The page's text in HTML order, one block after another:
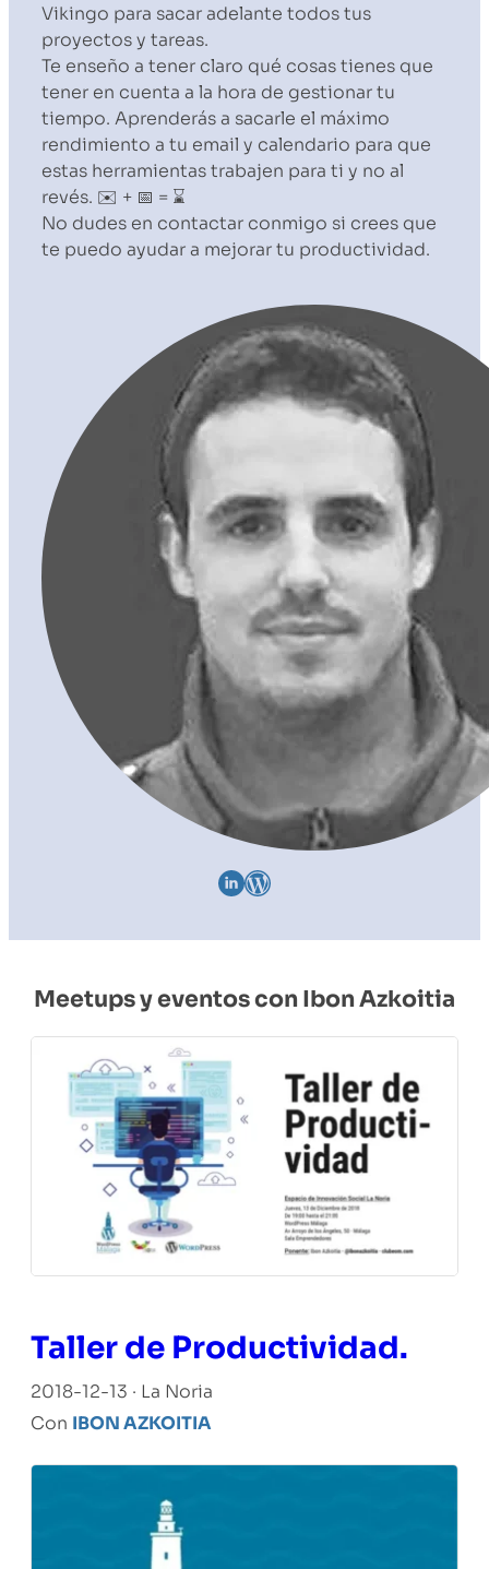
Vikingo para sacar adelante todos tus
proyectos y tareas.
Te enseño a tener claro qué cosas tienes que
tener en cuenta a la hora de gestionar tu
tiempo. Aprenderás a sacarle el máximo
rendimiento a tu email y calendario para que
estas herramientas trabajen para ti y no al
revés. ✉️ + 📅 = ⌛️
No dudes en contactar conmigo si crees que
te puedo ayudar a mejorar tu productividad.
Meetups y eventos con Ibon Azkoitia
Taller de Productividad.
2018-12-13 · La Noria
Con IBON AZKOITIA